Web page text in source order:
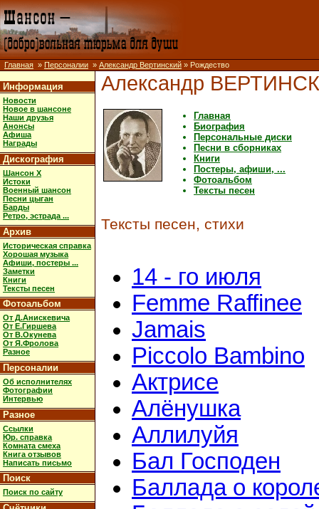
Главная » Персоналии » Александр Вертинский » Рождество
Информация
Новости
Новое в шансоне
Наши друзья
Анонсы
Афиша
Награды
Дискография
Шансон X
Истоки
Военный шансон
Песни цыган
Барды
Ретро, эстрада ...
Архив
Историческая справка
Хорошая музыка
Афиши, постеры ...
Заметки
Книги
Тексты песен
Фотоальбом
От Д.Анискевича
От Е.Гиршева
От В.Окунева
От Я.Фролова
Разное
Персоналии
Об исполнителях
Фотографии
Интервью
Разное
Ссылки
Юр. справка
Комната смеха
Книга отзывов
Написать письмо
Поиск
Поиск по сайту
Александр
Главная
Биография
Персональные диски
Песни в сборниках
Книги
Постеры, афиши, ...
Фотоальбом
Тексты песен
Тексты песен, стихи
14 - го июля
Femme Raffinee
Jamais
Piccolo Bambino
Актрисе
Алёнушка
Аллилуйя
Бал Господен
Баллада о